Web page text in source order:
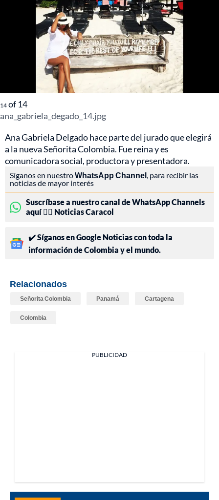
14 of 14
ana_gabriela_degado_14.jpg
Ana Gabriela Delgado hace parte del jurado que elegirá
a la nueva Señorita Colombia. Fue reina y es
comunicadora social, productora y presentadora.
Síganos en nuestroWhatsApp Channel, para recibir las
noticias de mayor interés
Suscríbase a nuestro canal de WhatsApp Channels
aquí 👉🏻 Noticias Caracol
✔️ Síganos en Google Noticias con toda la
información de Colombia y el mundo.
Relacionados
Señorita Colombia Panamá Cartagena
Colombia
PUBLICIDAD